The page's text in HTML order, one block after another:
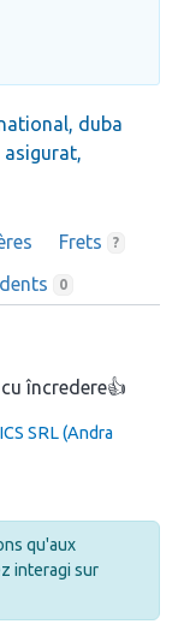
duba
Frets ?
0
încredere👍
SRL (Andra
qu'aux
interagi sur